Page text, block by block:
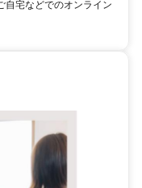
自宅などでのオンライン